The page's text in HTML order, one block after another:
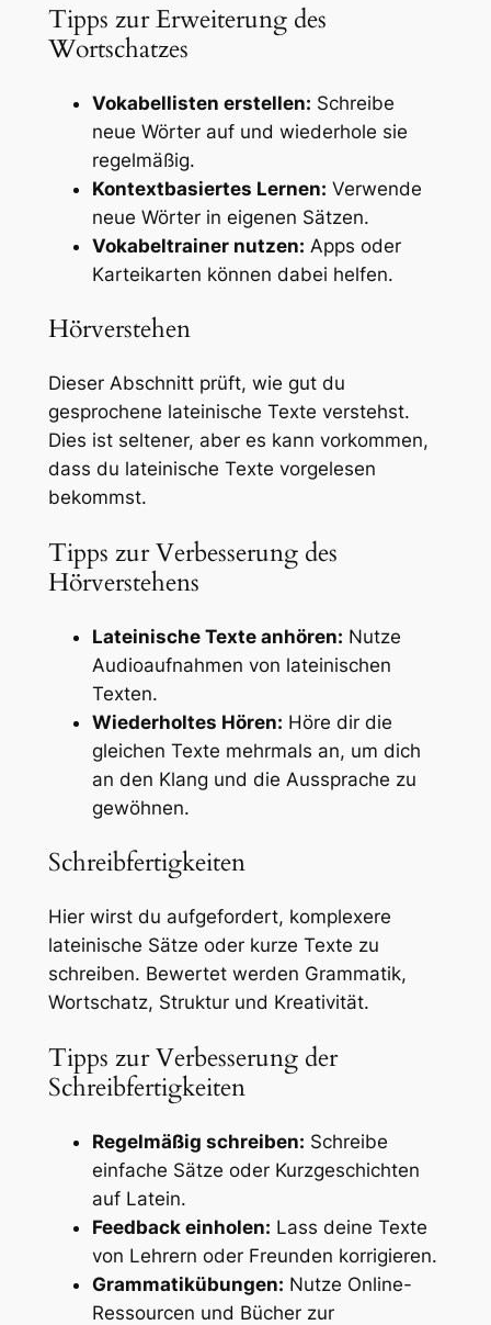
Tipps zur Erweiterung des
Wortschatzes
Vokabellisten erstellen: Schreibe
neue Wörter auf und wiederhole sie
regelmäßig.
Kontextbasiertes Lernen: Verwende
neue Wörter in eigenen Sätzen.
Vokabeltrainer nutzen: Apps oder
Karteikarten können dabei helfen.
Hörverstehen
Dieser Abschnitt prüft, wie gut du
gesprochene lateinische Texte verstehst.
Dies ist seltener, aber es kann vorkommen,
dass du lateinische Texte vorgelesen
bekommst.
Tipps zur Verbesserung des
Hörverstehens
Lateinische Texte anhören: Nutze
Audioaufnahmen von lateinischen
Texten.
Wiederholtes Hören: Höre dir die
gleichen Texte mehrmals an, um dich
an den Klang und die Aussprache zu
gewöhnen.
Schreibfertigkeiten
Hier wirst du aufgefordert, komplexere
lateinische Sätze oder kurze Texte zu
schreiben. Bewertet werden Grammatik,
Wortschatz, Struktur und Kreativität.
Tipps zur Verbesserung der
Schreibfertigkeiten
Regelmäßig schreiben: Schreibe
einfache Sätze oder Kurzgeschichten
auf Latein.
Feedback einholen: Lass deine Texte
von Lehrern oder Freunden korrigieren.
Grammatikübungen: Nutze Online-
Ressourcen und Bücher zur